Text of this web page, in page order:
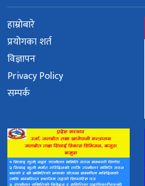
हाम्रोबारे
प्रयोगका शर्त
विज्ञापन
Privacy Policy
सम्पर्क